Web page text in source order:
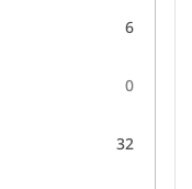
6
0
32